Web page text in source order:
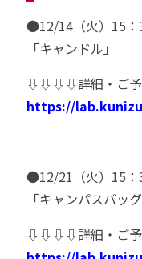
●12/14（火）15：
「キャンドル」
⇩⇩⇩⇩詳細・ご
https://
●12/21（火）15：
「キャンパスバッグ
⇩⇩⇩⇩詳細・ご